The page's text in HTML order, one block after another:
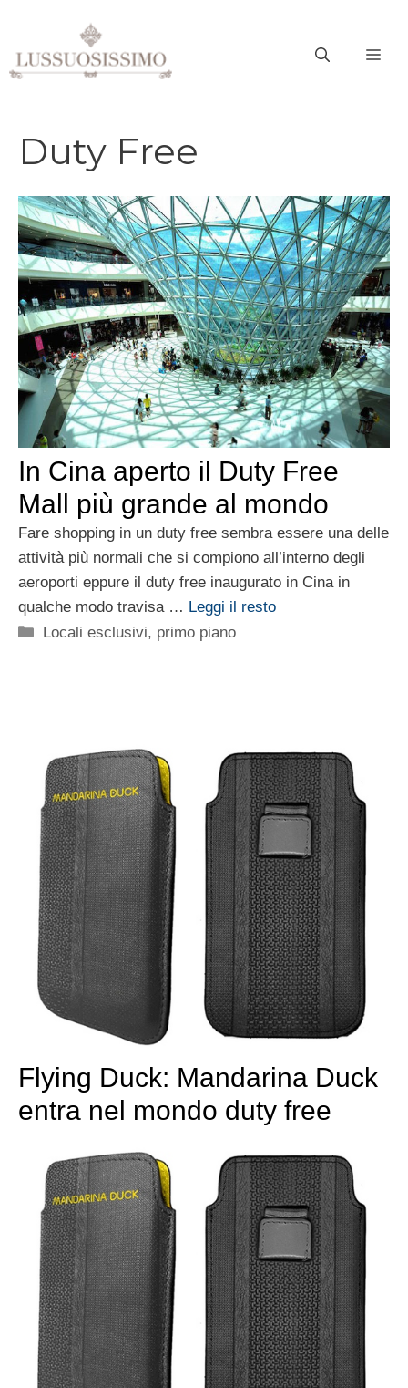
contenuto
Duty Free
In Cina aperto il Duty Free
Mall più grande al mondo
Fare shopping in un duty free sembra essere una delle
attività più normali che si compiono all’interno degli
aeroporti eppure il duty free inaugurato in Cina in
qualche modo travisa … Leggi il resto
Categorie
Locali esclusivi, primo piano
Flying Duck: Mandarina Duck
entra nel mondo duty free